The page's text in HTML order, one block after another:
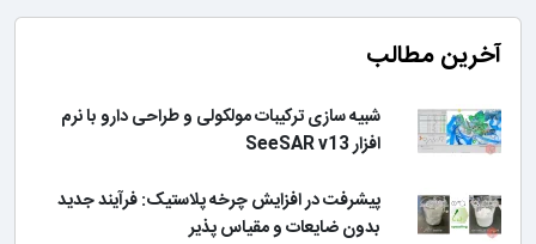
آخرین مطالب
شبیه سازی ترکیبات مولکولی و طراحی دارو با نرم
افزار SeeSAR v13
پیشرفت در افزایش چرخه پلاستیک: فرآیند جدید
بدون ضایعات و مقیاس پذیر